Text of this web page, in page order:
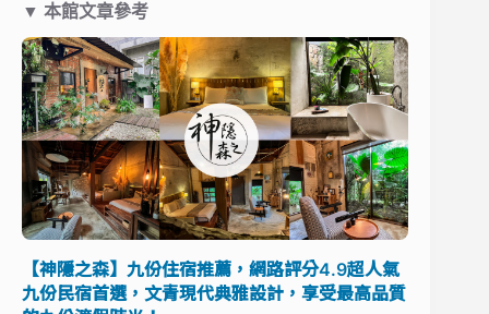
▼ 本館文章參考
【神隱之森】九份住宿推薦，網路評分4.9超人氣
九份民宿首選，文青現代典雅設計，享受最高品質